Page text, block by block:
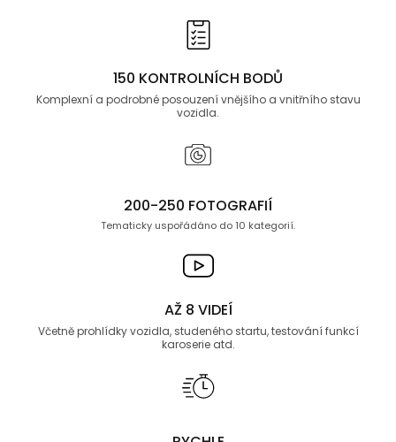
150 KONTROLNÍCH BODŮ
Komplexní a podrobné posouzení vnějšího a vnitřního stavu
vozidla.
200-250 FOTOGRAFIÍ
Tematicky uspořádáno do 10 kategorií.
AŽ 8 VIDEÍ
Včetně prohlídky vozidla, studeného startu, testování funkcí
karoserie atd.